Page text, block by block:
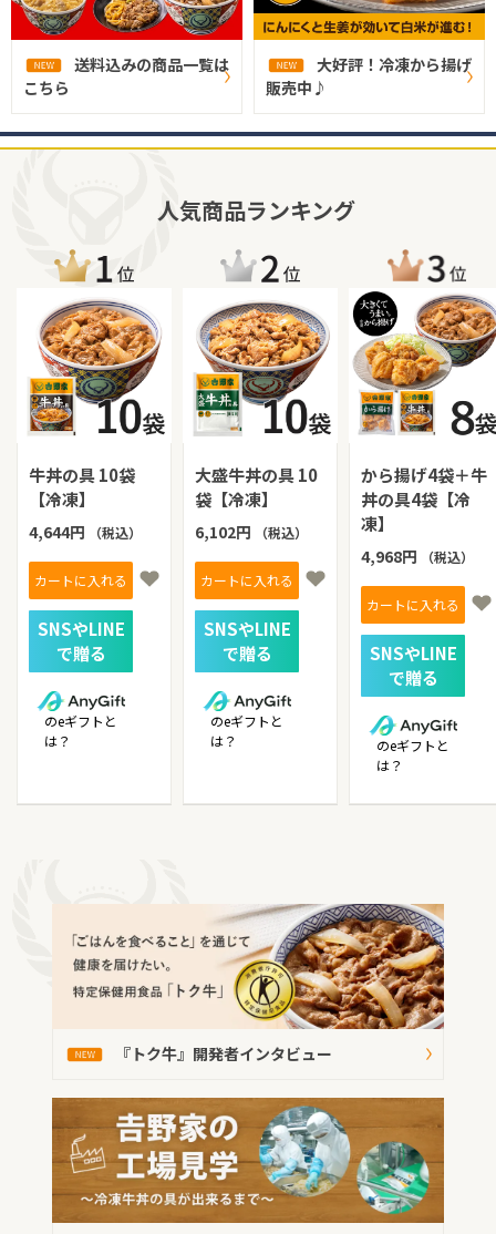
送料込みの商品一覧は
こちら
大好評！冷凍から揚げ
販売中♪
人気商品ランキング
牛丼の具 10袋
【冷凍】
4,644円 （税込）
カートに入れる
のeギフトと
は？
大盛牛丼の具 10
袋【冷凍】
6,102円 （税込）
カートに入れる
のeギフトと
は？
から揚げ4袋＋牛
丼の具4袋【冷
凍】
4,968円 （税込）
カートに入れる
のeギフトと
は？
『トク牛』開発者インタビュー